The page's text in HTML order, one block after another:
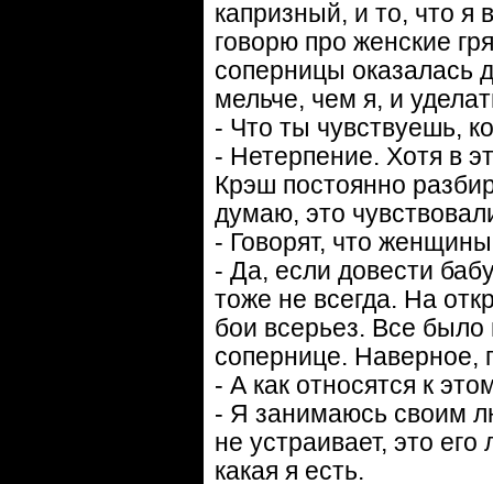
капризный, и то, что я
говорю про женские
соперницы оказалась
мельче, чем я, и
- Что ты чувствуешь,
- Нетерпение. Хотя в
Крэш постоянно
думаю, это
- Говорят, что
- Да, если довести
тоже не всегда. На
бои всерьез. Все
сопернице. Наверное,
- А как относятся к
- Я занимаюсь своим
не устраивает, это
какая я есть.